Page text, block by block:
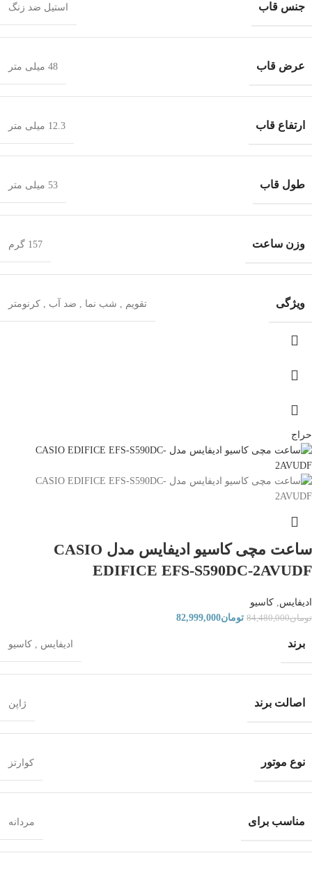
جنس قاب استیل ضد زنگ
عرض قاب 48 میلی متر
ارتفاع قاب 12.3 میلی متر
طول قاب 53 میلی متر
وزن ساعت 157 گرم
ویژگی تقویم , شب‌ نما , ضد آب , کرنومتر
حراج
ساعت مچی کاسیو ادیفایس مدل CASIO
EDIFICE EFS-S590DC-2AVUDF
ادیفایس, کاسیو
تومان84,480,000 تومان82,999,000
برند ادیفایس , کاسیو
اصالت برند ژاپن
نوع موتور کوارتز
مناسب برای مردانه